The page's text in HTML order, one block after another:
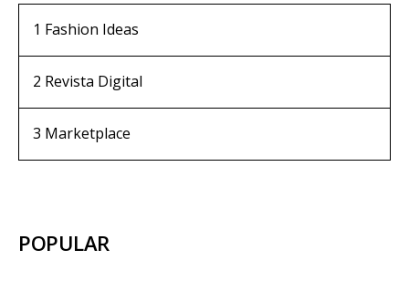
1 Fashion Ideas
2 Revista Digital
3 Marketplace
POPULAR